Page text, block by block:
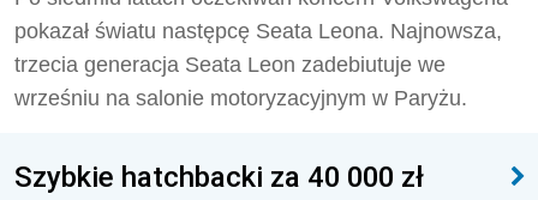
pokazał światu następcę Seata Leona. Najnowsza,
trzecia generacja Seata Leon zadebiutuje we
wrześniu na salonie motoryzacyjnym w Paryżu.
Szybkie hatchbacki za 40 000 zł